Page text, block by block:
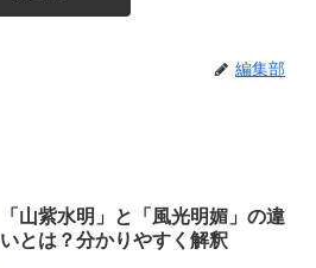
編集部
「山紫水明」と「風光明媚」の違
いとは？分かりやすく解釈